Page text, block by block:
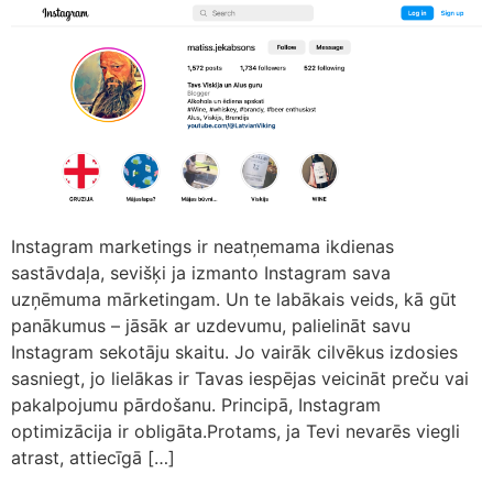
Instagram marketings ir neatņemama ikdienas
sastāvdaļa, sevišķi ja izmanto Instagram sava
uzņēmuma mārketingam. Un te labākais veids, kā gūt
panākumus – jāsāk ar uzdevumu, palielināt savu
Instagram sekotāju skaitu. Jo vairāk cilvēkus izdosies
sasniegt, jo lielākas ir Tavas iespējas veicināt preču vai
pakalpojumu pārdošanu. Principā, Instagram
optimizācija ir obligāta.Protams, ja Tevi nevarēs viegli
atrast, attiecīgā […]